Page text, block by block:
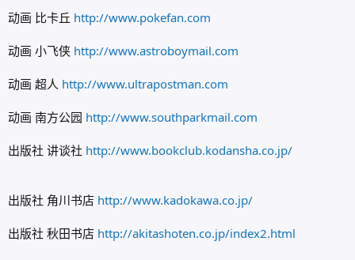
动画 比卡丘 http://www.pokefan.com
动画 小飞侠 http://www.astroboymail.com
动画 超人 http://www.ultrapostman.com
动画 南方公园 http://www.southparkmail.com
出版社 讲谈社 http://www.bookclub.kodansha.co.jp/
出版社 角川书店 http://www.kadokawa.co.jp/
出版社 秋田书店 http://akitashoten.co.jp/index2.html